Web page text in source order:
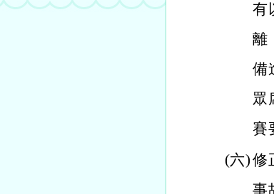
有
離
備
眾
賽
(六)修
事